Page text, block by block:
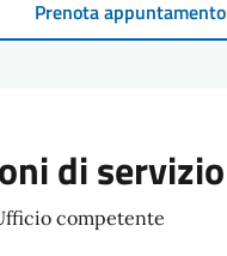
Prenota appuntamento
di servizio
competente